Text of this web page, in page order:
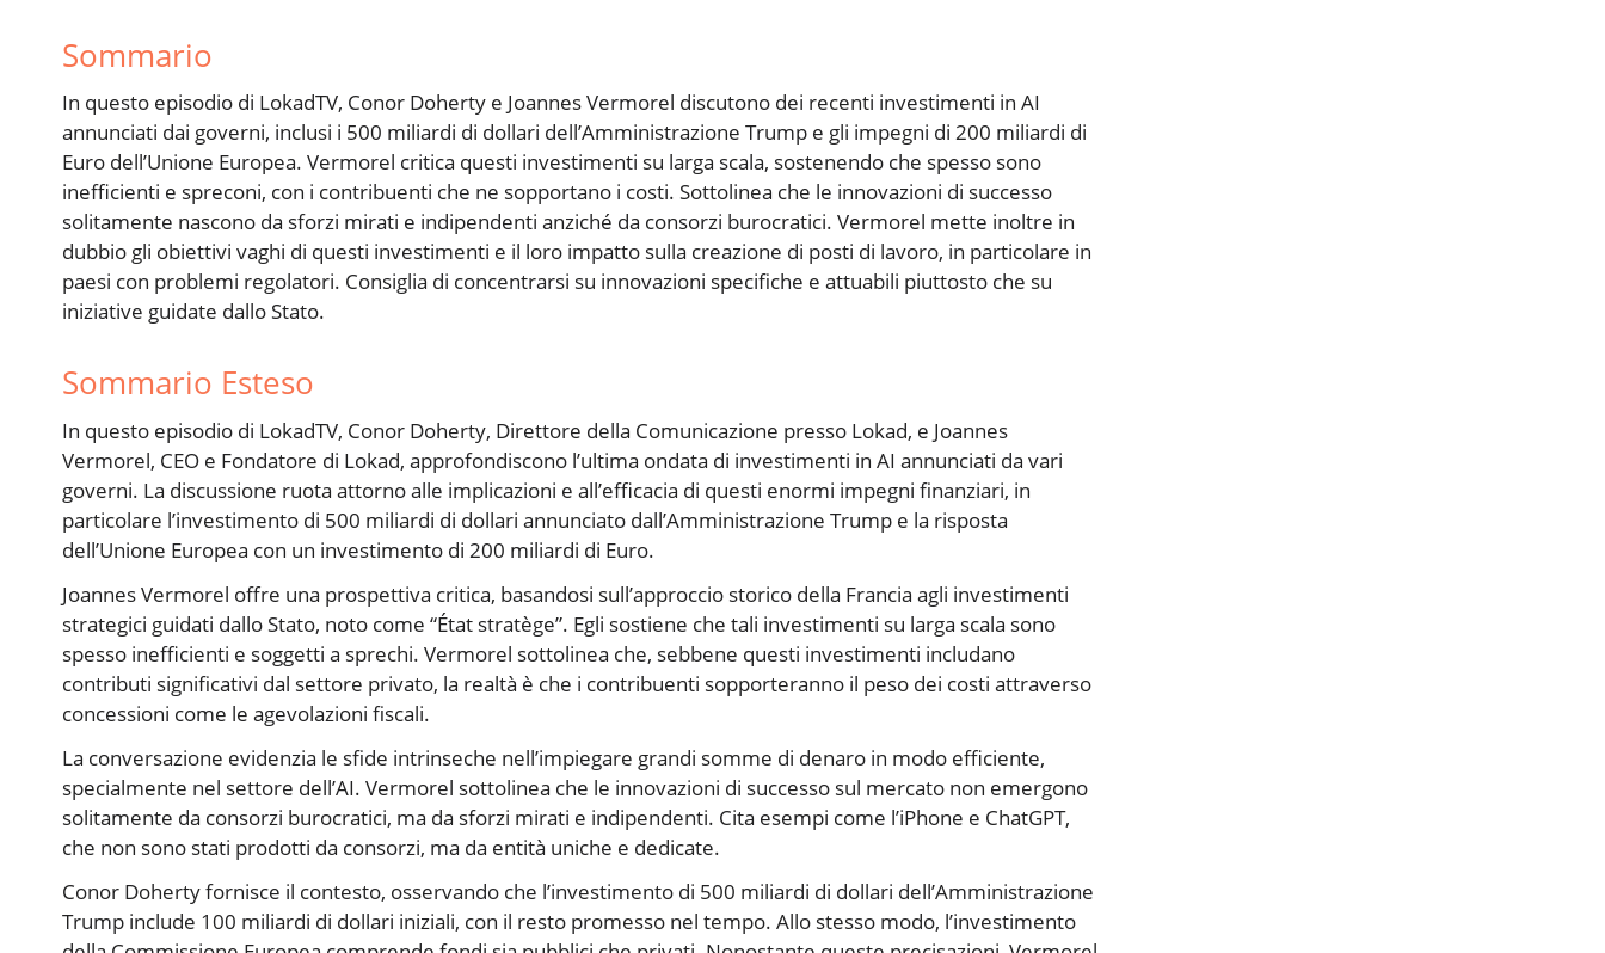
Sommario
In questo episodio di LokadTV, Conor Doherty e Joannes Vermorel discutono dei recenti investimenti in AI
annunciati dai governi, inclusi i 500 miliardi di dollari dell’Amministrazione Trump e gli impegni di 200 miliardi di
Euro dell’Unione Europea. Vermorel critica questi investimenti su larga scala, sostenendo che spesso sono
inefficienti e spreconi, con i contribuenti che ne sopportano i costi. Sottolinea che le innovazioni di successo
solitamente nascono da sforzi mirati e indipendenti anziché da consorzi burocratici. Vermorel mette inoltre in
dubbio gli obiettivi vaghi di questi investimenti e il loro impatto sulla creazione di posti di lavoro, in particolare in
paesi con problemi regolatori. Consiglia di concentrarsi su innovazioni specifiche e attuabili piuttosto che su
iniziative guidate dallo Stato.
Sommario Esteso
In questo episodio di LokadTV, Conor Doherty, Direttore della Comunicazione presso Lokad, e Joannes
Vermorel, CEO e Fondatore di Lokad, approfondiscono l’ultima ondata di investimenti in AI annunciati da vari
governi. La discussione ruota attorno alle implicazioni e all’efficacia di questi enormi impegni finanziari, in
particolare l’investimento di 500 miliardi di dollari annunciato dall’Amministrazione Trump e la risposta
dell’Unione Europea con un investimento di 200 miliardi di Euro.
Joannes Vermorel offre una prospettiva critica, basandosi sull’approccio storico della Francia agli investimenti
strategici guidati dallo Stato, noto come “État stratège”. Egli sostiene che tali investimenti su larga scala sono
spesso inefficienti e soggetti a sprechi. Vermorel sottolinea che, sebbene questi investimenti includano
contributi significativi dal settore privato, la realtà è che i contribuenti sopporteranno il peso dei costi attraverso
concessioni come le agevolazioni fiscali.
La conversazione evidenzia le sfide intrinseche nell’impiegare grandi somme di denaro in modo efficiente,
specialmente nel settore dell’AI. Vermorel sottolinea che le innovazioni di successo sul mercato non emergono
solitamente da consorzi burocratici, ma da sforzi mirati e indipendenti. Cita esempi come l’iPhone e ChatGPT,
che non sono stati prodotti da consorzi, ma da entità uniche e dedicate.
Conor Doherty fornisce il contesto, osservando che l’investimento di 500 miliardi di dollari dell’Amministrazione
Trump include 100 miliardi di dollari iniziali, con il resto promesso nel tempo. Allo stesso modo, l’investimento